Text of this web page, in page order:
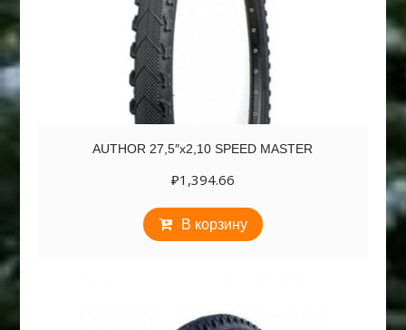
AUTHOR 27,5″х2,10 SPEED MASTER
₽1,394.66
В корзину